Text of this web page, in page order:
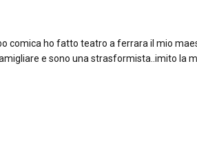
comica ho fatto teatro a ferrara il mio
e sono una strasformista..imito la